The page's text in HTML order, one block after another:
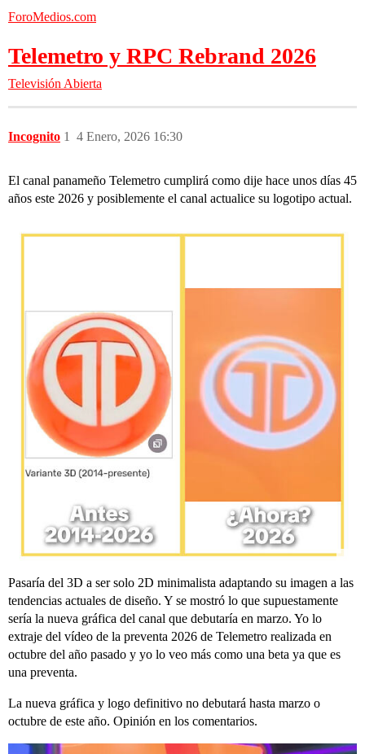
ForoMedios.com
Telemetro y RPC Rebrand 2026
Televisión Abierta
Incognito 4 Enero, 2026 16:30
1
El canal panameño Telemetro cumplirá como dije hace unos días 45
años este 2026 y posiblemente el canal actualice su logotipo actual.
Pasaría del 3D a ser solo 2D minimalista adaptando su imagen a las
tendencias actuales de diseño. Y se mostró lo que supuestamente
sería la nueva gráfica del canal que debutaría en marzo. Yo lo
extraje del vídeo de la preventa 2026 de Telemetro realizada en
octubre del año pasado y yo lo veo más como una beta ya que es
una preventa.
La nueva gráfica y logo definitivo no debutará hasta marzo o
octubre de este año. Opinión en los comentarios.